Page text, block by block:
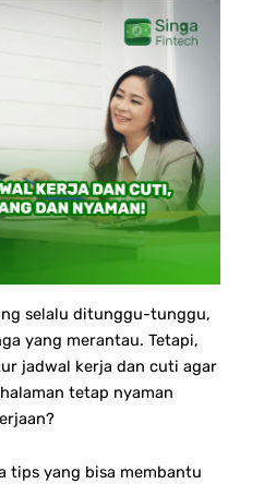
selalu ditunggu-tunggu,
yang merantau. Tetapi,
jadwal kerja dan cuti agar
tetap nyaman
tips yang bisa membantu